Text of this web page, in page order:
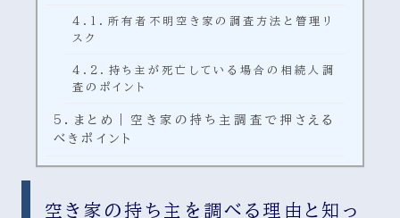
所有者不明空き家の調査方法と管理リ
スク
持ち主が死亡している場合の相続人調
査のポイント
まとめ｜空き家の持ち主調査で押さえる
べきポイント
空き家の持ち主を調べる理由と知っ